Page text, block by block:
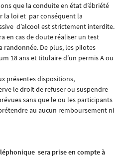
que la conduite en état d’ébriété
la loi et par conséquent la
d’alcool est strictement interdite.
en cas de doute réaliser un test
randonnée. De plus, les pilotes
18 ans et titulaire d’un permis A ou
présentes dispositions,
le droit de refuser ou suspendre
sans que le ou les participants
au aucun remboursement ni
sera prise en compte à